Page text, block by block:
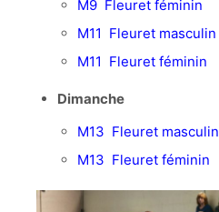
M9 Fleuret féminin
M11 Fleuret masculin
M11 Fleuret féminin
Dimanche
M13 Fleuret masculin
M13 Fleuret féminin